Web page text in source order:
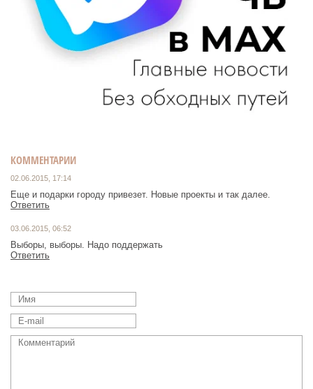
КОММЕНТАРИИ
02.06.2015, 17:14
Еще и подарки городу привезет. Новые проекты и так далее.
Ответить
03.06.2015, 06:52
Выборы, выборы. Надо поддержать
Ответить